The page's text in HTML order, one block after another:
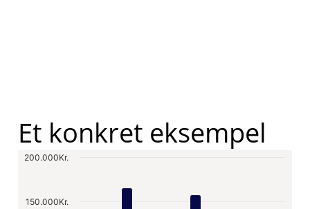
Et konkret eksempel
150.000Kr.
200.000Kr.